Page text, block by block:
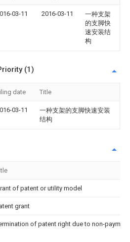
03-11 2016-03-11
一种支架
的支脚快
速安装结
构
(1)
date Title
03-11
一种支架的支脚快速安装
结构
of patent or utility model
grant
of patent right due to non-